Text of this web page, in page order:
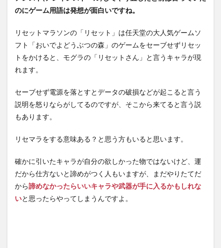
のにゲーム用語は発想が面白いですね。
リセットマラソンの「リセット」は任天堂の大人気ゲームソ
フト「おいでよどうぶつの森」のゲームをセーブせずリセッ
トをかけると、モグラの「リセットさん」と言うキャラが現
れます。
セーブせず電源を落とすとデータの破損などが起こると言う
説明を怒りならがしてるのですが、そこから来てると言う説
もあります。
リセマラをする意味ある？と思う方もいると思います。
確かに引いたキャラが自分の欲しかった物ではないけど、運
だから仕方ないと諦めがつく人もいますが、まだやりたてだ
から諦めなかったらいいキャラや武器が手に入るかもしれな
いと思ったらやってしまうんですよ。